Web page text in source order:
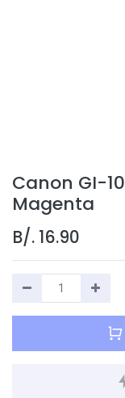
Canon GI-
Magenta
B/. 16.90